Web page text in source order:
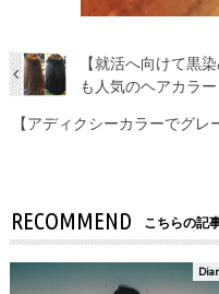
【就活へ向けて黒
も人気のヘアカラー
【アディクシーカラーでグ
RECOMMEND こちらの記